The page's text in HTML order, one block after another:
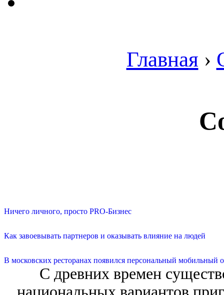
Главная ›
Ничего личного, просто PRO-Бизнес
Как завоевывать партнеров и оказывать влияние на людей
В московских ресторанах появился персональный мобильный
С древних времен